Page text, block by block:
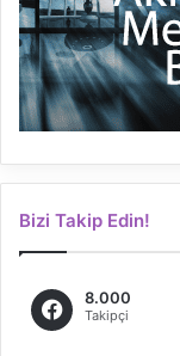
Bizi Takip Edin!
8.000
Takipçi